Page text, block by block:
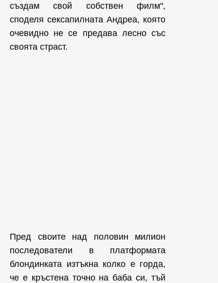
създам свой собствен филм",
споделя сексапилната Андреа, която
очевидно не се предава лесно със
своята страст.
Пред своите над половин милион
последователи в платформата
блондинката изтъкна колко е горда,
че е кръстена точно на баба си, тъй